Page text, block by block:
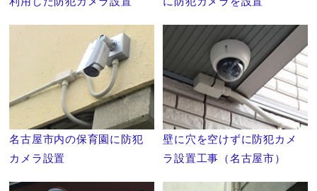
名古屋市内の保育園に防犯
カメラ設置
壁に穴を空けずに防犯カメ
ラ設置工事（名古屋市）